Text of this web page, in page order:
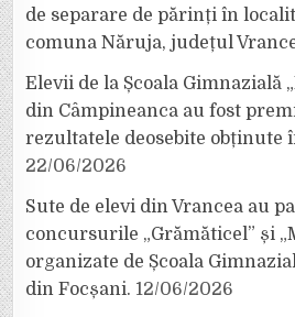
de separare de părinți în
comuna Năruja, județul
Elevii de la Școala Gimnazială
din Câmpineanca au fost
rezultatele deosebite obținute
22/06/2026
Sute de elevi din Vrancea au
concursurile „Grămăticel” și
organizate de Școala
din Focșani. 12/06/2026